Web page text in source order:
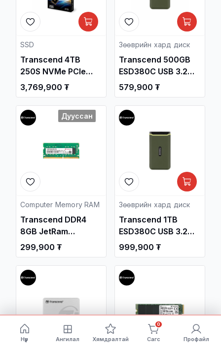
Нүүр Ангилал Хямдралтай
0
Сагс Профайл
SSD
Transcend 4TB
250S NVMe PCIe
Gen4x4 M.2 2280
Internal Gaming SSD
/TS4TMTE250S/
3,769,900 ₮
Зөөврийн хард диск
Transcend 500GB
ESD380C USB 3.2
Gen2 Type-C
Portable SSD
TS500GESD380C /
Зөөврийн Хард /
579,900 ₮
Дууссан
Computer Memory RAM
Transcend DDR4
8GB JetRam
3200MHz SODIMM
Notebook Memory
/JM3200HSB-8G/
299,900 ₮
Зөөврийн хард диск
Transcend 1TB
ESD380C USB 3.2
Gen2x2 Type-C
Portable SSD
TS1TESD380C /
Зөөврийн Хард /
999,900 ₮